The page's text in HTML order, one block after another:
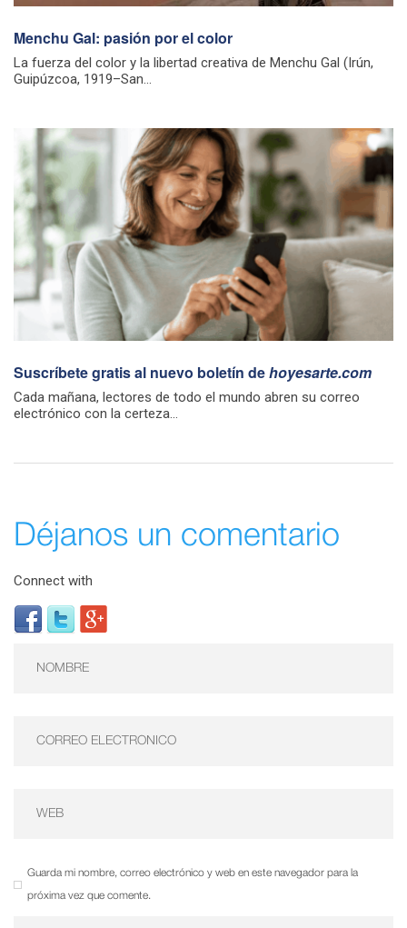
Menchu Gal: pasión por el color
La fuerza del color y la libertad creativa de Menchu Gal (Irún,
Guipúzcoa, 1919–San...
Suscríbete gratis al nuevo boletín dehoyesarte.com
Cada mañana, lectores de todo el mundo abren su correo
electrónico con la certeza...
Déjanos un comentario
Connect with
Guarda mi nombre, correo electrónico y web en este navegador para la
próxima vez que comente.